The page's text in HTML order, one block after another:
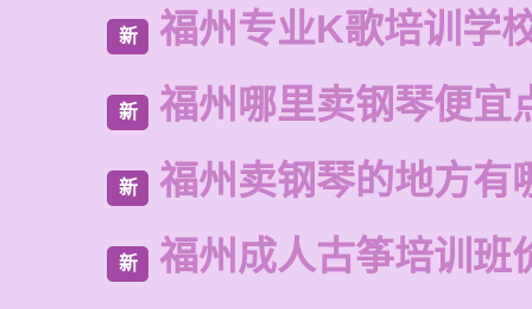
新 福州专业K歌培训学
新 福州哪里卖钢琴便宜
新 福州卖钢琴的地方有
新 福州成人古筝培训班